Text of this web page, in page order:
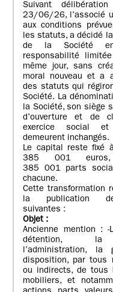
Suivant
23/06/26, l’associé
aux conditions
les statuts, a décidé
de la Société
responsabilité
même jour, sans
moral nouveau et a
des statuts qui
Société. La
la Société, son siège
d’ouverture et de
exercice social
demeurent inchangés.
Le capital reste fixé
385 001
385 001 parts
chacune.
Cette transformation
la publication
suivantes :
Objet :
Ancienne mention : -
détention, la
l’administration,
disposition, par tous
ou indirects, de tous
mobiliers, et